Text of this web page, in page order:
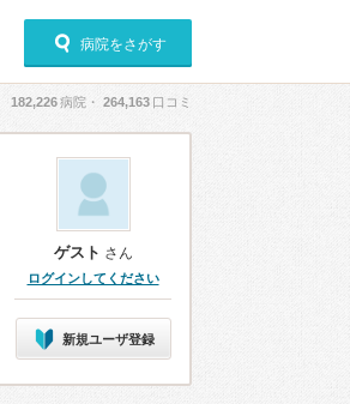
病院をさがす
182,226病院・ 264,163 口コミ
ゲスト さん
ログインしてください
新規ユーザ登録